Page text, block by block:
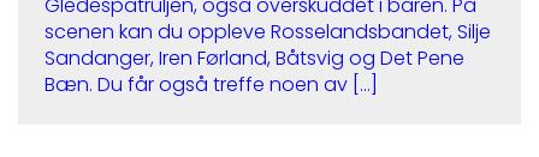
scenen kan du oppleve Rosselandsbandet, Silje
Sandanger, Iren Førland, Båtsvig og Det Pene
Bæn. Du får også treffe noen av […]